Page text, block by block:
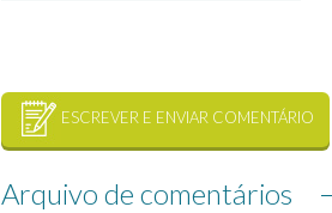
ESCREVER E ENVIAR COMENTÁRIO
Arquivo de comentários